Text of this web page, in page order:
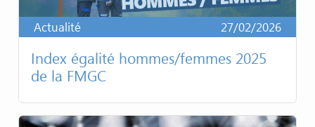
Actualité 27/02/2026
Index égalité hommes/femmes 2025
de la FMGC